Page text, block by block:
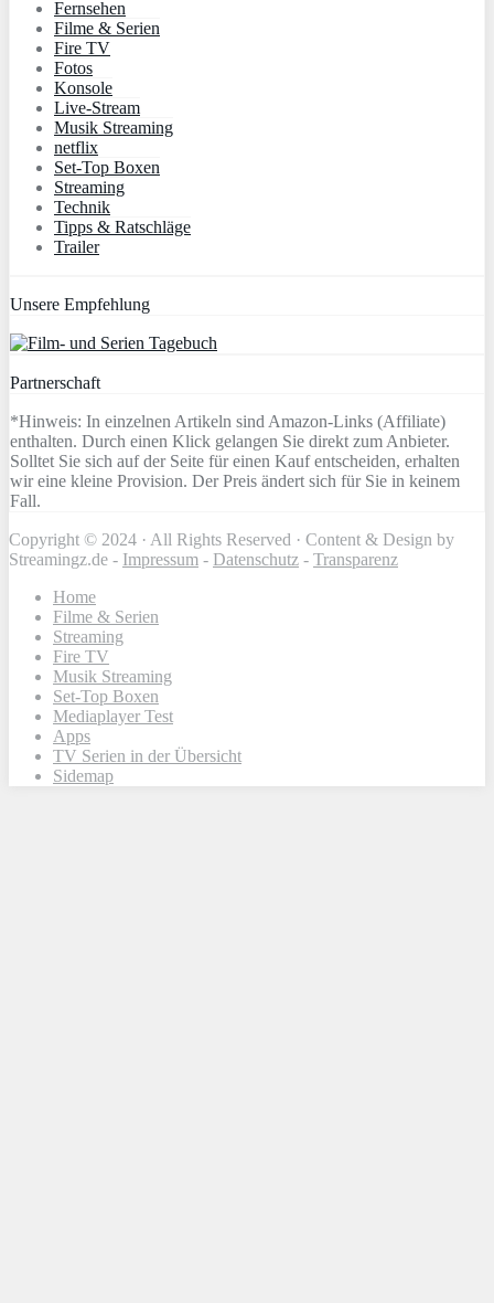
Fernsehen
Filme & Serien
Fire TV
Fotos
Konsole
Live-Stream
Musik Streaming
netflix
Set-Top Boxen
Streaming
Technik
Tipps & Ratschläge
Trailer
Unsere Empfehlung
Partnerschaft
*Hinweis: In einzelnen Artikeln sind Amazon-Links (Affiliate)
enthalten. Durch einen Klick gelangen Sie direkt zum Anbieter.
Solltet Sie sich auf der Seite für einen Kauf entscheiden, erhalten
wir eine kleine Provision. Der Preis ändert sich für Sie in keinem
Fall.
Copyright © 2024 · All Rights Reserved · Content & Design by
Streamingz.de - Impressum - Datenschutz - Transparenz
Home
Filme & Serien
Streaming
Fire TV
Musik Streaming
Set-Top Boxen
Mediaplayer Test
Apps
TV Serien in der Übersicht
Sidemap